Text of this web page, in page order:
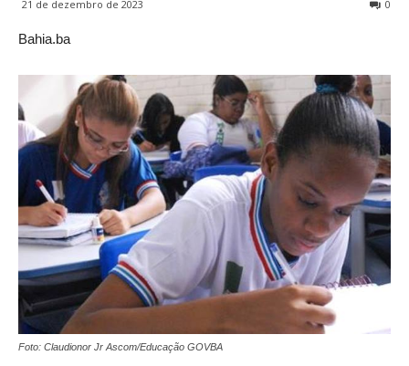
21 de dezembro de 2023 0
Bahia.ba
Foto: Claudionor Jr Ascom/Educação GOVBA